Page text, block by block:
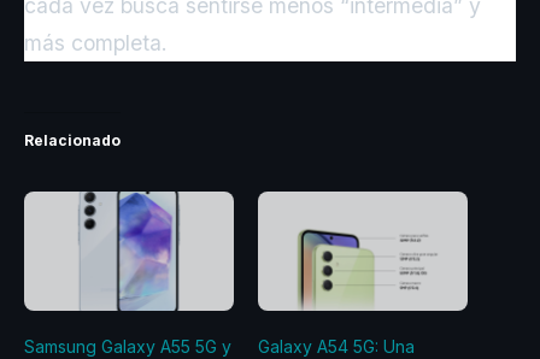
cada vez busca sentirse menos “intermedia” y
más completa.
Relacionado
Samsung Galaxy A55 5G y
Galaxy A54 5G: Una